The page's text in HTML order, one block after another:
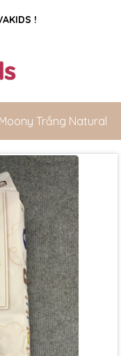
mãi đang chờ đợi
Trắng Natural